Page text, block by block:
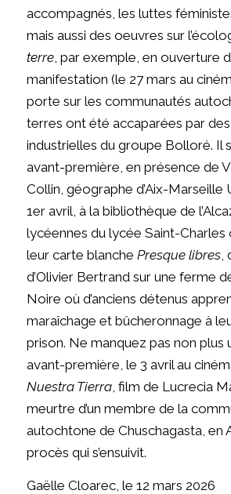
accompagnés, les luttes
mais aussi des oeuvres sur
terre, par exemple, en ouverture
manifestation (le 27 mars au
porte sur les communautés
terres ont été accaparées par
industrielles du groupe Bolloré. Il
avant-première, en présence de
Collin, géographe d’Aix-Marseille
1er avril, à la bibliothèque de
lycéennes du lycée Saint-Charles
leur carte blanche Presque libres,
d’Olivier Bertrand sur une ferme
Noire où d’anciens détenus
maraîchage et bûcheronnage à
prison. Ne manquez pas non plus
avant-première, le 3 avril au
Nuestra Tierra, film de Lucrecia
meurtre d’un membre de la
autochtone de Chuschagasta, en
procès qui s’ensuivit.
Gaëlle Cloarec, le 12 mars 2026